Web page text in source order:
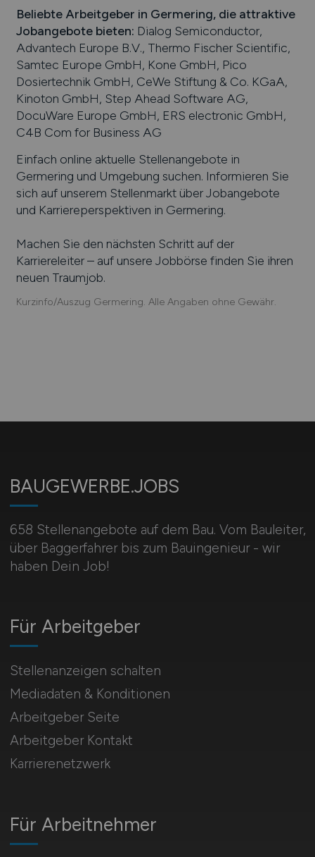
Beliebte Arbeitgeber in Germering, die attraktive
Jobangebote bieten: Dialog Semiconductor,
Advantech Europe B.V., Thermo Fischer Scientific,
Samtec Europe GmbH, Kone GmbH, Pico
Dosiertechnik GmbH, CeWe Stiftung & Co. KGaA,
Kinoton GmbH, Step Ahead Software AG,
DocuWare Europe GmbH, ERS electronic GmbH,
C4B Com for Business AG
Einfach online aktuelle Stellenangebote in
Germering und Umgebung suchen. Informieren Sie
sich auf unserem Stellenmarkt über Jobangebote
und Karriereperspektiven in Germering.
Machen Sie den nächsten Schritt auf der
Karriereleiter – auf unsere Jobbörse finden Sie ihren
neuen Traumjob.
Kurzinfo/Auszug Germering. Alle Angaben ohne Gewähr.
BAUGEWERBE.JOBS
658 Stellenangebote auf dem Bau. Vom Bauleiter,
über Baggerfahrer bis zum Bauingenieur - wir
haben Dein Job!
Für Arbeitnehmer
Für Arbeitgeber
Stellenanzeigen schalten
Mediadaten & Konditionen
Arbeitgeber Seite
Arbeitgeber Kontakt
Karrierenetzwerk